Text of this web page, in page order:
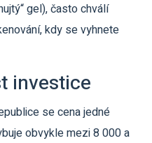
gel), často chválí
kdy se vyhnete
investice
se cena jedné
obvykle mezi 8 000 a